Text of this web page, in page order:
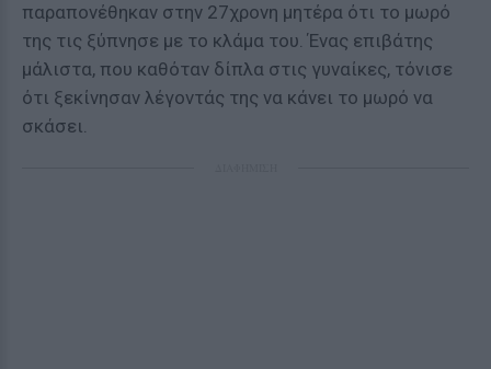
παραπονέθηκαν στην 27χρονη μητέρα ότι το μωρό
της τις ξύπνησε με το κλάμα του. Ένας επιβάτης
μάλιστα, που καθόταν δίπλα στις γυναίκες, τόνισε
ότι ξεκίνησαν λέγοντάς της να κάνει το μωρό να
σκάσει.